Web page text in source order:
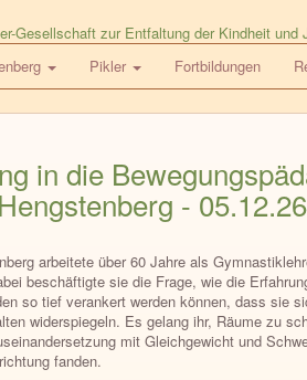
Pikler Fortbildungen
in die
- 05.12.26
arbeitete über 60 Jahre als
beschäftigte sie die Frage, wie die
so tief verankert werden können, dass sie
widerspiegeln. Es gelang ihr, Räume zu
mit Gleichgewicht und
fanden.